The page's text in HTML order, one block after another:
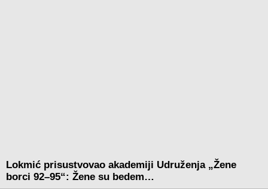
Lokmić prisustvovao akademiji Udruženja „Žene
borci 92–95“: Žene su bedem…